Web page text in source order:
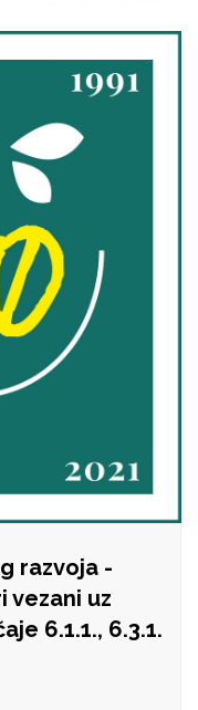
razvoja -
vezani uz
6.1.1., 6.3.1.